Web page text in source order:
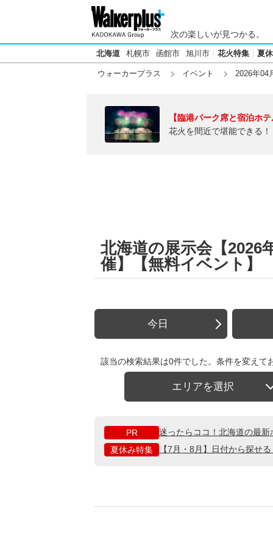
次の楽しいが見つかる。
北海道 札幌市 函館市 旭川市 花火特集 夏
ウォーカープラス イベント 2026年04
【臨港パーク席と宿泊ホ
花火を間近で堪能できる
北海道の展示会【2026
催】【無料イベント】
今日
該当の検索結果は0件でした。条件を変えて
エリアを選択
PR
迷ったらココ！北海道の最
夏休み特集
【7月・8月】日付から探せ